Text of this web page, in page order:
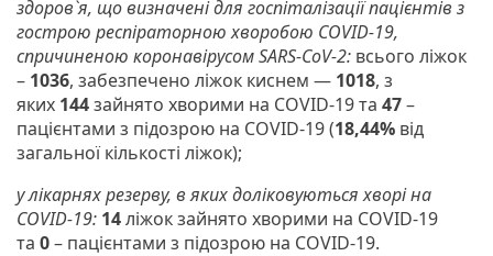
здоров`я, що визначені для госпіталізації пацієнтів з
гострою респіраторною хворобою COVID-19,
спричиненою коронавірусом SARS-CoV-2: всього ліжок
– 1036, забезпечено ліжок киснем — 1018, з
яких 144зайнято хворими на COVID-19 та 47–
пацієнтами з підозрою на COVID-19 (18,44% від
загальної кількості ліжок);
у лікарнях резерву, в яких доліковуються хворі на
COVID-19: 14ліжок зайнято хворими на COVID-19
та 0– пацієнтами з підозрою на COVID-19.